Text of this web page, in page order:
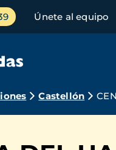
Únete al equipo
Castellón